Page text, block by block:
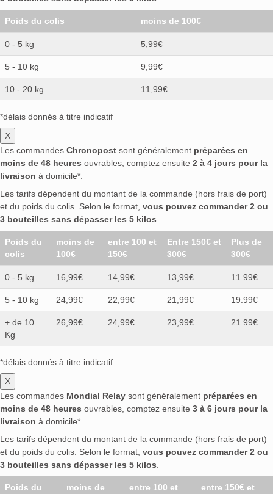
Poids du colis moins de 100€
0 - 5 kg 5,99€
5 - 10 kg 9,99€
10 - 20 kg 11,99€
*délais donnés à titre indicatif
X
Les commandes Chronopost sont généralement préparées en
moins de 48 heures ouvrables, comptez ensuite 2 à 4 jours pour la
livraison à domicile*.
Les tarifs dépendent du montant de la commande (hors frais de port)
et du poids du colis. Selon le format, vous pouvez commander 2 ou
3 bouteilles sans dépasser les 5 kilos
Poids du
colis
moins de
100€
entre 100 et
150€
Entre 150€ et
300€
Plus de
300€
0 - 5 kg 16,99€ 14,99€ 13,99€ 11.99€
5 - 10 kg 24,99€ 22,99€ 21,99€ 19.99€
+ de 10
Kg
26,99€ 24,99€ 23,99€ 21.99€
*délais donnés à titre indicatif
X
Les commandes Mondial Relay sont généralement préparées en
moins de 48 heures ouvrables, comptez ensuite 3 à 6 jours pour la
livraison à domicile*.
Les tarifs dépendent du montant de la commande (hors frais de port)
et du poids du colis. Selon le format, vous pouvez commander 2 ou
3 bouteilles sans dépasser les 5 kilos
Poids du
moins de
entre 100 et
entre 150€ et